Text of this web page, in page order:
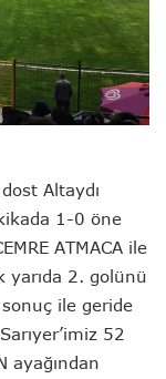
Altaydı
1-0 öne
ATMACA ile
2. golünü
ile geride
52
ayağından